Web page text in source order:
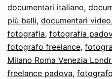
documentari italiano,
più belli, documentari video
fotografia, fotografia
fotografo freelance,
Milano Roma Venezia
freelance padova,